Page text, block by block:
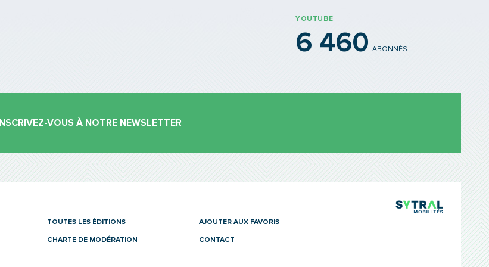
YOUTUBE
6 460 ABONNÉS
INSCRIVEZ-VOUS À NOTRE NEWSLETTER
TOUTES LES ÉDITIONS AJOUTER AUX FAVORIS
CHARTE DE MODÉRATION CONTACT
TCL